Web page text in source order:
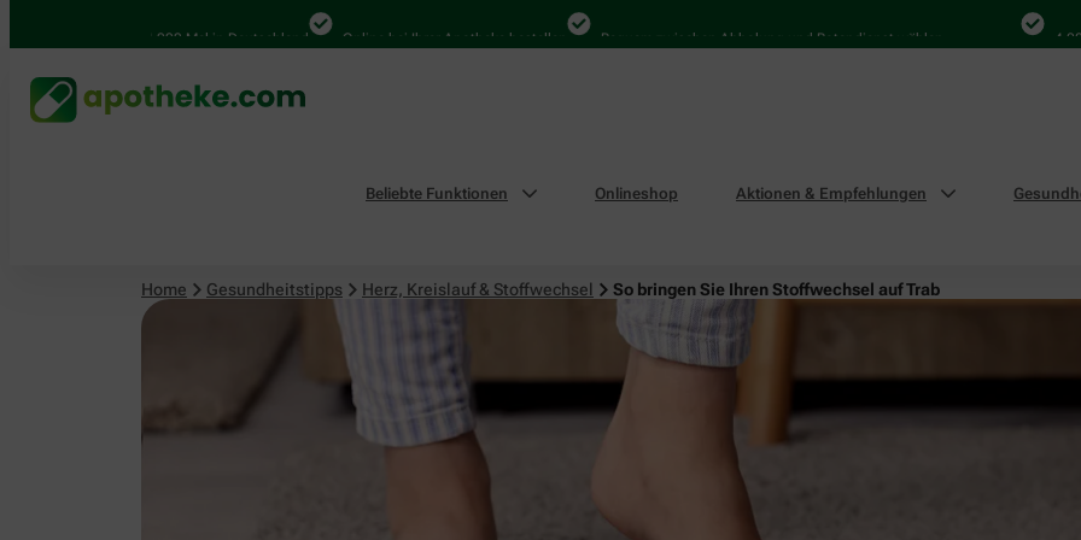
4.000 Mal in Deutschland Online bei Ihrer Apotheke bestellen Bequem zwischen Abholung und Botendienst wählen 4.000 Mal
Beliebte Funktionen Onlineshop Aktionen & Empfehlungen
Home Gesundheitstipps Herz, Kreislauf & Stoffwechsel So bringen Sie Ihren Stoffwechsel auf Trab
Herz, Kreislauf & Stoffwechsel